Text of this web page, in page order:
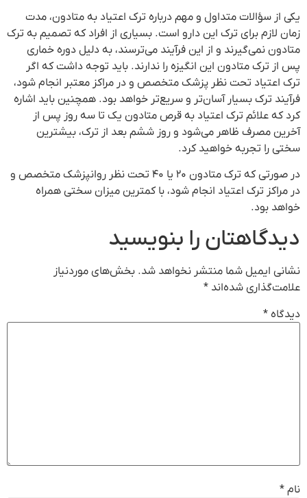
یکی از سؤالات متداول و مهم درباره ترک اعتیاد به متادون، مدت
زمان لازم برای ترک این دارو است. بسیاری از افراد که تصمیم به ترک
متادون نمی‌گیرند و از این فرآیند می‌ترسند، به دلیل دوره خماری
پس از ترک متادون این انگیزه را ندارند. باید توجه داشت که اگر
ترک اعتیاد تحت نظر پزشک متخصص و در مراکز معتبر انجام شود،
فرآیند ترک بسیار آسان‌تر و سریع‌تر خواهد بود. همچنین باید اشاره
کرد که علائم ترک اعتیاد به قرص متادون یک تا سه روز پس از
آخرین مصرف ظاهر می‌شود و روز ششم بعد از ترک، بیشترین
سختی را تجربه خواهید کرد.
در صورتی که ترک متادون ۲۰ یا ۴۰ تحت نظر روانپزشک متخصص و
در مراکز ترک اعتیاد انجام شود، با کمترین میزان سختی همراه
خواهد بود.
دیدگاهتان را بنویسید
نشانی ایمیل شما منتشر نخواهد شد. بخش‌های موردنیاز
علامت‌گذاری شده‌اند *
دیدگاه *
نام *